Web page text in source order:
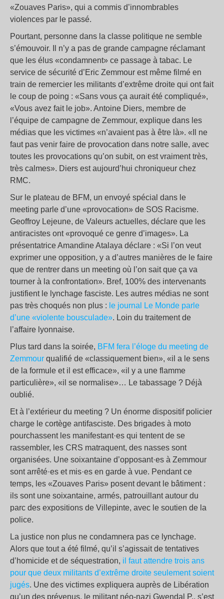
«Zouaves Paris», qui a commis d’innombrables
violences par le passé.
Pourtant, personne dans la classe politique ne semble
s’émouvoir. Il n’y a pas de grande campagne réclamant
que les élus «condamnent» ce passage à tabac. Le
service de sécurité d’Eric Zemmour est même filmé en
train de remercier les militants d’extrême droite qui ont fait
le coup de poing : «Sans vous ça aurait été compliqué»,
«Vous avez fait le job». Antoine Diers, membre de
l’équipe de campagne de Zemmour, explique dans les
médias que les victimes «n’avaient pas à être là». «Il ne
faut pas venir faire de provocation dans notre salle, avec
toutes les provocations qu’on subit, on est vraiment très,
très calmes». Diers est aujourd’hui chroniqueur chez
RMC.
Sur le plateau de BFM, un envoyé spécial dans le
meeting parle d’une «provocation» de SOS Racisme.
Geoffroy Lejeune, de Valeurs actuelles, déclare que les
antiracistes ont «provoqué ce genre d’images». La
présentatrice Amandine Atalaya déclare : «Si l’on veut
exprimer une opposition, y a d’autres manières de le faire
que de rentrer dans un meeting où l’on sait que ça va
tourner à la confrontation». Bref, 100% des intervenants
justifient le lynchage fasciste. Les autres médias ne sont
pas très choqués non plus : le journal Le Monde parle
d’une «violente bousculade». Loin du traitement de
l’affaire lyonnaise.
Plus tard dans la soirée, BFM fera l’éloge du meeting de
Zemmour qualifié de «classiquement bien», «il a le sens
de la formule et il est efficace», «il y a une flamme
particulière», «il se normalise»… Le tabassage ? Déjà
oublié.
Et à l’extérieur du meeting ? Un énorme dispositif policier
charge le cortège antifasciste. Des brigades à moto
pourchassent les manifestant·es qui tentent de se
rassembler, les CRS matraquent, des nasses sont
organisées. Une soixantaine d’opposant·es à Zemmour
sont arrêté·es et mis·es en garde à vue. Pendant ce
temps, les «Zouaves Paris» posent devant le bâtiment :
ils sont une soixantaine, armés, patrouillant autour du
parc des expositions de Villepinte, avec le soutien de la
police.
La justice non plus ne condamnera pas ce lynchage.
Alors que tout a été filmé, qu’il s’agissait de tentatives
d’homicide et de séquestration, il faut attendre trois ans
pour que deux militants d’extrême droite seulement soient
jugés. Une des victimes expliquera auprès de Libération
qu’un des prévenus, le militant néo-nazi Gwendal P., s’est